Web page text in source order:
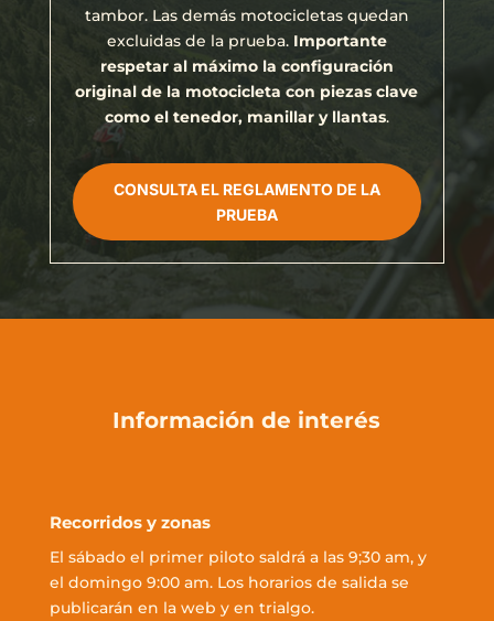
tambor. Las demás motocicletas quedan
excluidas de la prueba. Importante
respetar al máximo la configuración
original de la motocicleta con piezas clave
como el tenedor, manillar y llantas.
CONSULTA EL REGLAMENTO DE LA
PRUEBA
Información de interés
Recorridos y zonas
El sábado el primer piloto saldrá a las 9;30 am, y
el domingo 9:00 am. Los horarios de salida se
publicarán en la web y en trialgo.